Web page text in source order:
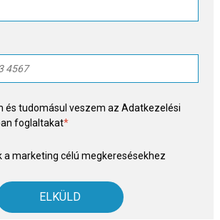
és tudomásul veszem azAdatkezelési
foglaltakat*
a marketing célú megkeresésekhez